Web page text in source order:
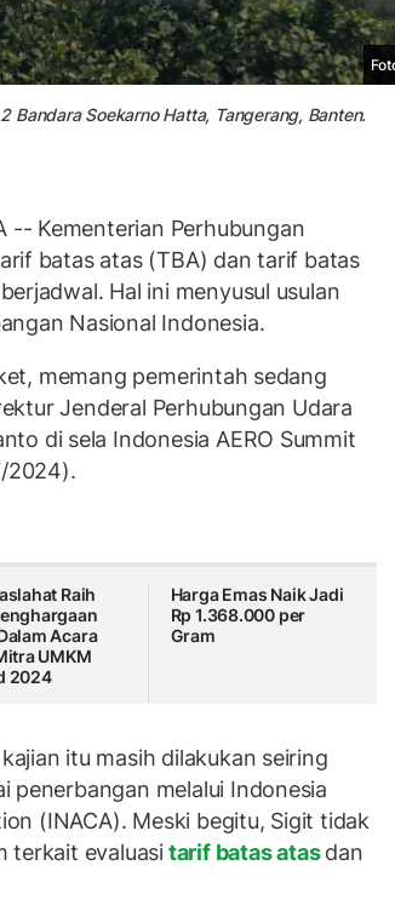
Bandara Soekarno Hatta, Tangerang, Banten.
-- Kementerian Perhubungan
batas atas (TBA) dan tarif batas
Hal ini menyusul usulan
Nasional Indonesia.
memang pemerintah sedang
Jenderal Perhubungan Udara
di sela Indonesia AERO Summit
2024).
Raih
Acara
UMKM
2024
Harga Emas Naik Jadi
Rp 1.368.000 per
Gram
itu masih dilakukan seiring
penerbangan melalui Indonesia
(INACA). Meski begitu, Sigit tidak
terkait evaluasitarif batas atasdan